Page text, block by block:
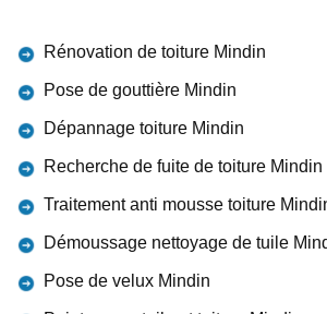
Rénovation de toiture Mindin
Pose de gouttière Mindin
Dépannage toiture Mindin
Recherche de fuite de toiture Mindin
Traitement anti mousse toiture
Démoussage nettoyage de tuile
Pose de velux Mindin